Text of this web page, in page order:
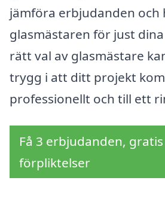
jämföra erbjudanden
glasmästaren för just
rätt val av glasmästare
trygg i att ditt projekt
professionellt och till ett
Få 3 erbjudanden,
förpliktelser